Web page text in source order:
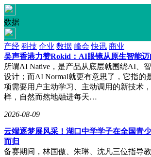
数据
产经 科技 企业 数据 峰会 快讯 商业
吴声香港力赞Rokid：AI眼镜从原生智能
所谓AI Native，是产品从底层就围绕AI、
设计；而AI Normal就更有意思了，它指的
项需要用户主动学习、主动调用的新技术
样，自然而然地融进每天…
2026-08-09
云端逐梦展风采！湖口中学学子在全国青
而归
备赛期间，林国傲、朱琳、沈凡三位指导